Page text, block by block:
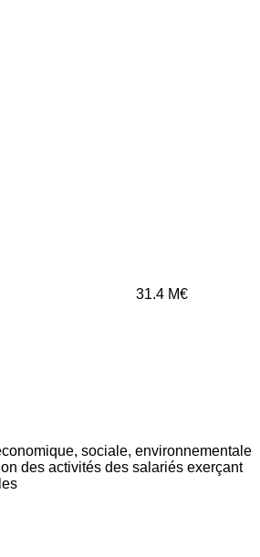
31.4 M€
sociale, environnementale
des activités des salariés exerçant